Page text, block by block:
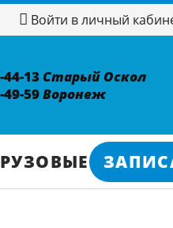
Войти в личный
44-13 Старый Оскол
49-59Воронеж